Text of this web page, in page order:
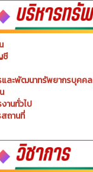
ชี
และพัฒนาทรัพยากรบุคคล
านทั่วไป
ถานที่